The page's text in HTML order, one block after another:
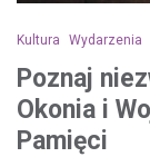
Kultura Wydarzenia
Poznaj
Okonia i
Pamięci